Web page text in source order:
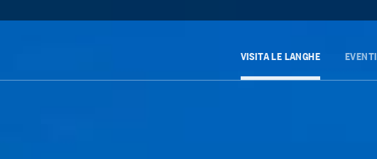
VISITA LE LANGHE EVENTI